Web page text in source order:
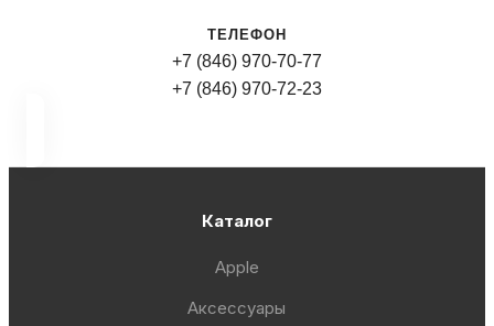
ТЕЛЕФОН
+7 (846) 970-70-77
+7 (846) 970-72-23
Каталог
Apple
Аксессуары